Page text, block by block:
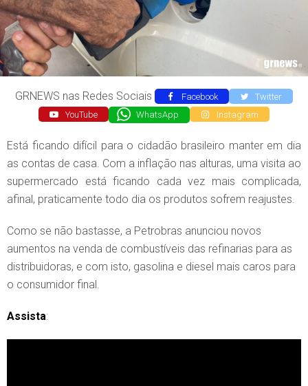
GRNEWS nas Redes Sociais Facebook
Twitter
YouTube
WhatsApp Instagram
Está ficando difícil para o cidadão brasileiro manter em dia
as contas de casa. Com a inflação nas alturas, uma visita ao
supermercado está ficando cada vez mais complicada,
afinal, praticamente todo dia os produtos sofrem reajustes.
Como se não bastasse, a Petrobras anunciou novos
aumentos na venda de combustíveis das refinarias para as
distribuidoras, e com isto, gasolina e diesel mais caros para
o consumidor final.
Assista: